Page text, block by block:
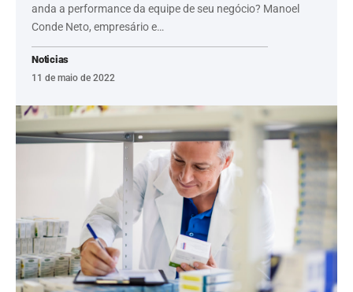
anda a performance da equipe de seu negócio? Manoel
Conde Neto, empresário e…
Noticias
11 de maio de 2022